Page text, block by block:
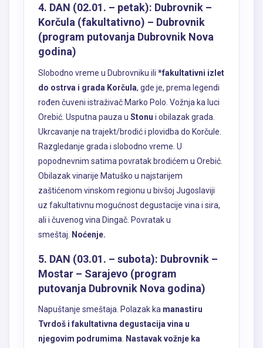
4. DAN (02.01. – petak): Dubrovnik –
Korčula (fakultativno) – Dubrovnik
(program putovanja Dubrovnik Nova
godina)
Slobodno vreme u Dubrovniku ili *fakultativni izlet
do ostrva i grada Korčula, gde je, prema legendi
rođen čuveni istraživač Marko Polo. Vožnja ka luci
Orebić. Usputna pauza u Stonu i obilazak grada.
Ukrcavanje na trajekt/brodić i plovidba do Korčule.
Razgledanje grada i slobodno vreme. U
popodnevnim satima povratak brodićem u Orebić.
Obilazak vinarije Matuško u najstarijem
zaštićenom vinskom regionu u bivšoj Jugoslaviji
uz fakultativnu mogućnost degustacije vina i sira,
ali i čuvenog vina Dingač. Povratak u
smeštaj. Noćenje.
5. DAN (03.01. – subota): Dubrovnik –
Mostar – Sarajevo (program
putovanja Dubrovnik Nova godina)
Napuštanje smeštaja. Polazak ka manastiru
Tvrdoš i fakultativna degustacija vina u
njegovim podrumima. Nastavak vožnje ka